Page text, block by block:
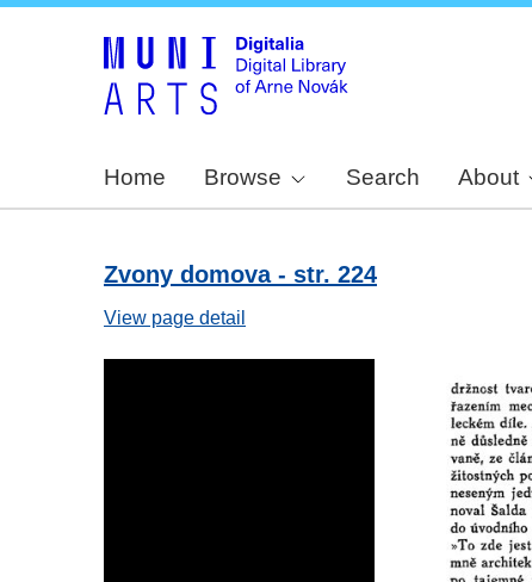
Home Browse Search About
Zvony domova - str. 224
View page detail